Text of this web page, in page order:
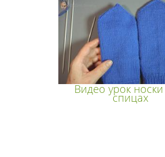
Видео урок
спицах